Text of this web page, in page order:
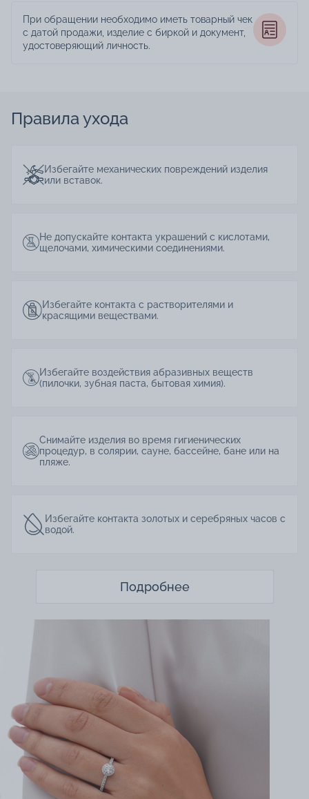
При обращении необходимо иметь товарный чек
с датой продажи, изделие с биркой и документ,
удостоверяющий личность.
Правила ухода
Избегайте механических повреждений изделия
или вставок.
Не допускайте контакта украшений с кислотами,
щелочами, химическими соединениями.
Избегайте контакта с растворителями и
красящими веществами.
Избегайте воздействия абразивных веществ
(пилочки, зубная паста, бытовая химия).
Снимайте изделия во время гигиенических
процедур, в солярии, сауне, бассейне, бане или на
пляже.
Избегайте контакта золотых и серебряных часов с
водой.
Подробнее